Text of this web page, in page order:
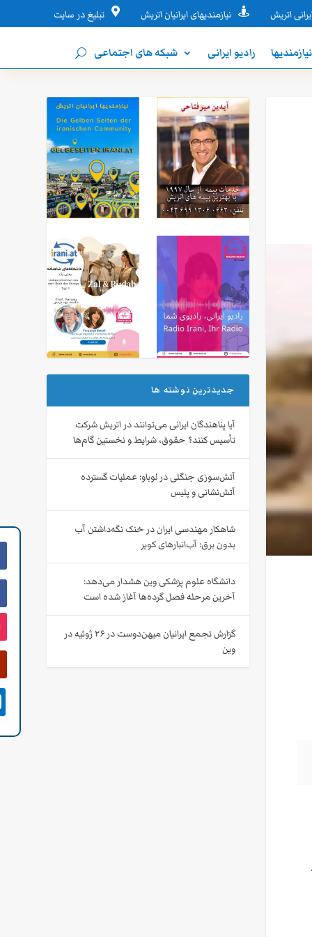
اتریش  نیازمندیهای ایرانیان اتریش  تبلیغ در سایت
نیازمندیها رادیو ایرانی شبکه های اجتماعی
جدیدترین نوشته ها
آیا پناهندگان ایرانی می‌توانند در اتریش شرکت
تأسیس کنند؟ حقوق، شرایط و نخستین گام‌ها
آتش‌سوزی جنگلی در لوباو: عملیات گسترده
آتش‌نشانی و پلیس
شاهکار مهندسی ایران در خنک نگه‌داشتن آب
بدون برق: آب‌انبارهای کویر
دانشگاه علوم پزشکی وین هشدار می‌دهد:
آخرین مرحله فصل گرده‌ها آغاز شده است
گزارش تجمع ایرانیان میهن‌دوست در ۲۶ ژوئیه در
وین